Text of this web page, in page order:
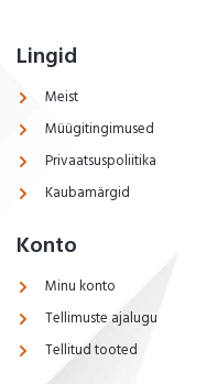
Lingid
Meist
Müügitingimused
Privaatsuspoliitika
Kaubamärgid
Konto
Minu konto
Tellimuste ajalugu
Tellitud tooted